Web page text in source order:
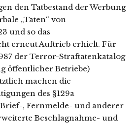
den Tatbestand der Werbung
„Taten“ von
und so das
erneut Auftrieb erhielt. Für
der Terror-Straftatenkatalog
öffentlicher Betriebe)
machen die
des §129a
, Fernmelde- und anderer
Beschlagnahme- und